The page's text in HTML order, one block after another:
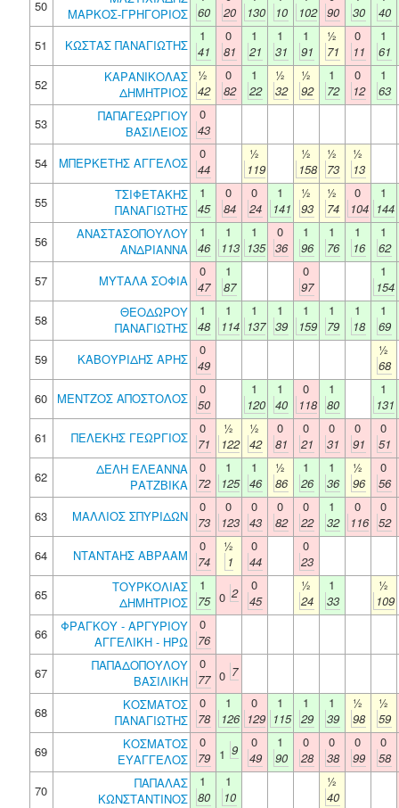
50
ΜΑΡΚΟΣ-ΓΡΗΓΟΡΙΟΣ
60
20
130
10
102
90
30
40
51
ΚΩΣΤΑΣ ΠΑΝΑΓΙΩΤΗΣ
1
41
0
81
1
21
1
31
1
91
½
71
0
11
1
61
52
ΚΑΡΑΝΙΚΟΛΑΣ
ΔΗΜΗΤΡΙΟΣ
½
42
0
82
1
22
½
32
½
92
1
72
0
12
1
63
53
ΠΑΠΑΓΕΩΡΓΙΟΥ
ΒΑΣΙΛΕΙΟΣ
0
43
54
ΜΠΕΡΚΕΤΗΣ ΑΓΓΕΛΟΣ
0
44
½
119
½
158
½
73
½
13
55
ΤΣΙΦΕΤΑΚΗΣ
ΠΑΝΑΓΙΩΤΗΣ
1
45
0
84
0
24
1
141
½
93
½
74
0
104
1
144
56
ΑΝΑΣΤΑΣΟΠΟΥΛΟΥ
ΑΝΔΡΙΑΝΝΑ
1
46
1
113
1
135
0
36
1
96
1
76
1
16
1
62
57
ΜΥΤΑΛΑ ΣΟΦΙΑ
0
47
1
87
0
97
1
154
58
ΘΕΟΔΩΡΟΥ
ΠΑΝΑΓΙΩΤΗΣ
1
48
1
114
1
137
1
39
1
159
1
79
1
18
1
69
59
ΚΑΒΟΥΡΙΔΗΣ ΑΡΗΣ
0
49
½
68
60
ΜΕΝΤΖΟΣ ΑΠΟΣΤΟΛΟΣ
0
50
1
120
1
40
0
118
1
80
1
131
61
ΠΕΛΕΚΗΣ ΓΕΩΡΓΙΟΣ
0
71
½
122
½
42
0
81
0
21
0
31
0
91
0
51
62
ΔΕΛΗ ΕΛΕΑΝΝΑ
ΡΑΤΖΒΙΚΑ
0
72
1
125
1
46
½
86
1
26
1
36
½
96
0
56
63
ΜΑΛΛΙΟΣ ΣΠΥΡΙΔΩΝ
0
73
0
123
0
43
0
82
0
22
1
32
0
116
0
52
64
ΝΤΑΝΤΑΗΣ ΑΒΡΑΑΜ
0
74
½
1
0
44
0
23
65
ΤΟΥΡΚΟΛΙΑΣ
ΔΗΜΗΤΡΙΟΣ
1
75 0 2
0
45
½
24
1
33
½
109
66
ΦΡΑΓΚΟΥ - ΑΡΓΥΡΙΟΥ
ΑΓΓΕΛΙΚΗ - ΗΡΩ
0
76
67
ΠΑΠΑΔΟΠΟΥΛΟΥ
ΒΑΣΙΛΙΚΗ
0
77 0 7
68
ΚΟΣΜΑΤΟΣ
ΠΑΝΑΓΙΩΤΗΣ
0
78
1
126
0
129
1
115
1
29
1
39
½
98
½
59
69
ΚΟΣΜΑΤΟΣ
ΕΥΑΓΓΕΛΟΣ
0
79 1 9
0
49
1
90
0
28
0
38
0
99
0
58
70
ΠΑΠΑΛΑΣ
ΚΩΝΣΤΑΝΤΙΝΟΣ
1
80
1
10
½
40